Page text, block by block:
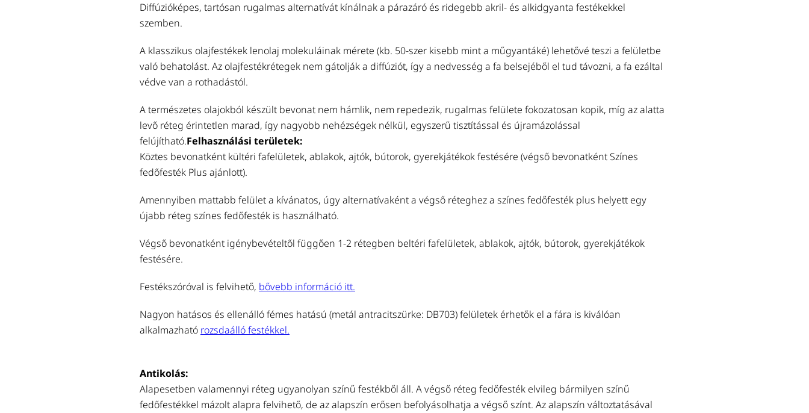
Diffúzióképes, tartósan rugalmas alternatívát kínálnak a párazáró és ridegebb akril- és alkidgyanta festékekkel
szemben.
A klasszikus olajfestékek lenolaj molekuláinak mérete (kb. 50-szer kisebb mint a műgyantáké) lehetővé teszi a felületbe
való behatolást. Az olajfestékrétegek nem gátolják a diffúziót, így a nedvesség a fa belsejéből el tud távozni, a fa ezáltal
védve van a rothadástól.
A természetes olajokból készült bevonat nem hámlik, nem repedezik, rugalmas felülete fokozatosan kopik, míg az alatta
levő réteg érintetlen marad, így nagyobb nehézségek nélkül, egyszerű tisztítással és újramázolással
felújítható.Felhasználási területek:
Köztes bevonatként kültéri fafelületek, ablakok, ajtók, bútorok, gyerekjátékok festésére (végső bevonatként Színes
fedőfesték Plus ajánlott).
Amennyiben mattabb felület a kívánatos, úgy alternatívaként a végső réteghez a színes fedőfesték plus helyett egy
újabb réteg színes fedőfesték is használható.
Végső bevonatként igénybevételtől függően 1-2 rétegben beltéri fafelületek, ablakok, ajtók, bútorok, gyerekjátékok
festésére.
Festékszóróval is felvihető, bővebb információ itt.
Nagyon hatásos és ellenálló fémes hatású (metál antracitszürke: DB703) felületek érhetők el a fára is kiválóan
alkalmazható rozsdaálló festékkel.
Antikolás:
Alapesetben valamennyi réteg ugyanolyan színű festékből áll. A végső réteg fedőfesték elvileg bármilyen színű
fedőfestékkel mázolt alapra felvihető, de az alapszín erősen befolyásolhatja a végső színt. Az alapszín változtatásával